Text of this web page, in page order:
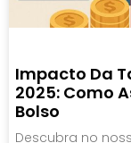
Impacto Da
2025: Como
Bolso
Descubra no